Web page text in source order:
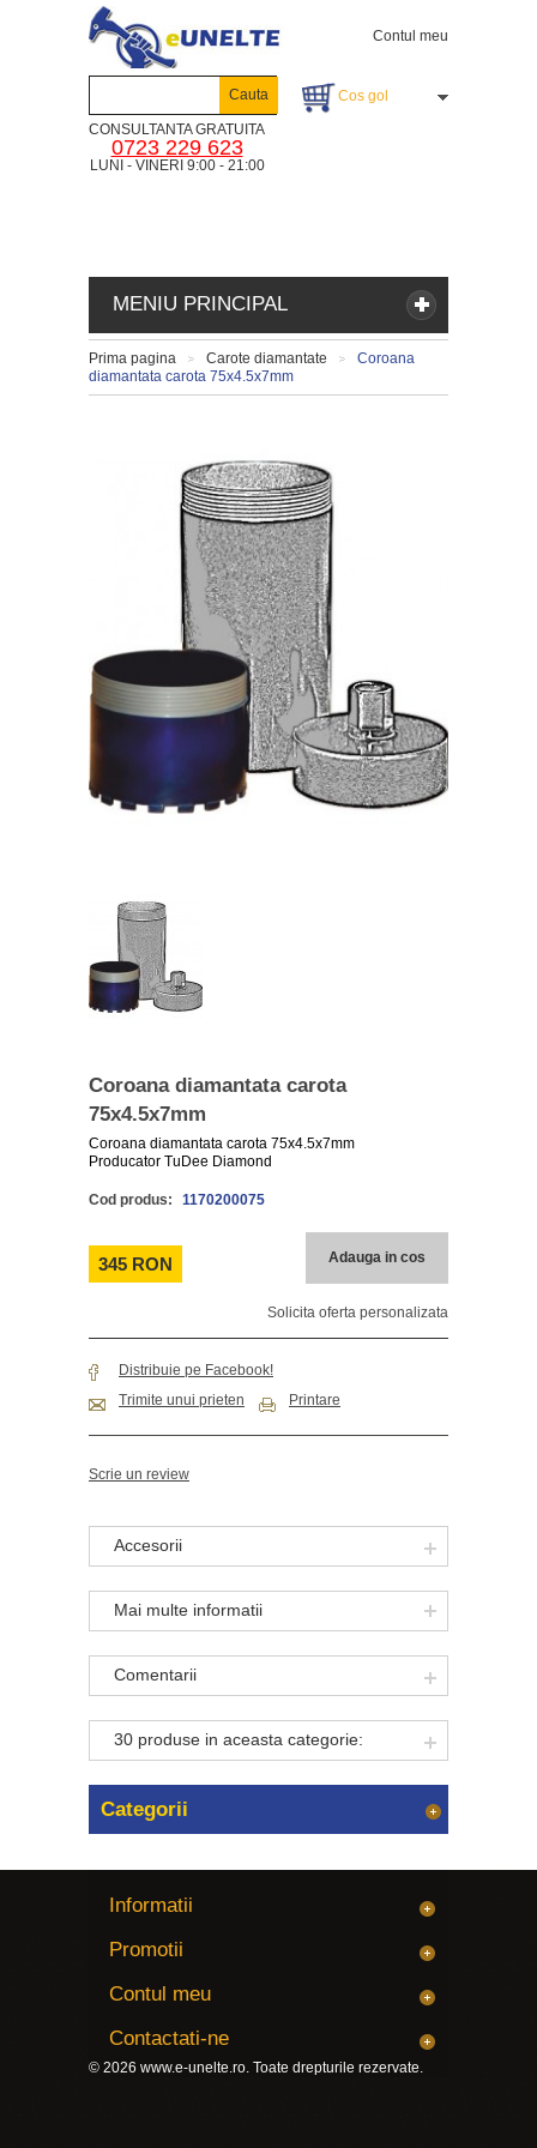
Contul meu
Cos gol
MENIU PRINCIPAL
CONSULTANTA GRATUITA
0723 229 623
LUNI - VINERI 9:00 - 21:00
Cauta
Prima pagina
>
Carote diamantate
Coroana
diamantata carota 75x4.5x7mm
Coroana diamantata carota
75x4.5x7mm
Coroana diamantata carota 75x4.5x7mm
Producator TuDee Diamond
Cod produs: 1170200075
345 RON Adauga in cos
Solicita oferta personalizata
Distribuie pe Facebook!
Trimite unui prieten
Printare
Scrie un review
Accesorii
Mai multe informatii
Comentarii
30 produse in aceasta categorie:
Categorii
Informatii
Promotii
Contul meu
Contactati-ne
© 2026 www.e-unelte.ro. Toate drepturile rezervate.